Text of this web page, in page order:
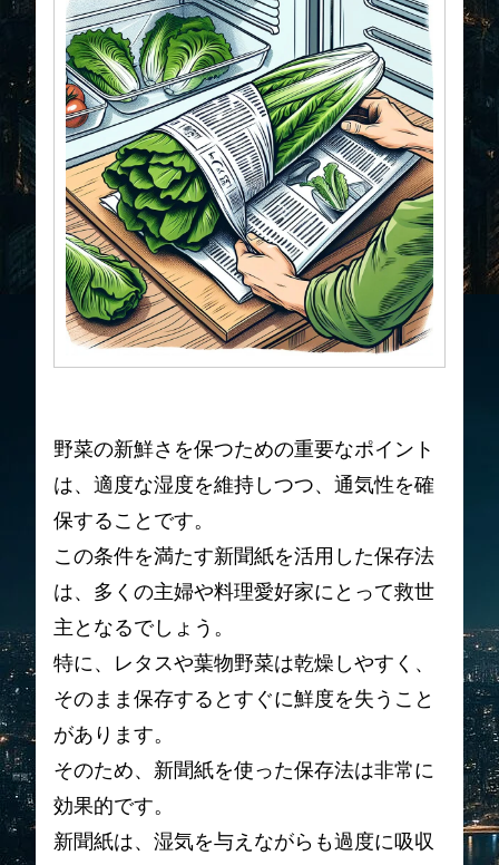
野菜の新鮮さを保つための重要なポイント
は、適度な湿度を維持しつつ、通気性を確
保することです。
この条件を満たす新聞紙を活用した保存法
は、多くの主婦や料理愛好家にとって救世
主となるでしょう。
特に、レタスや葉物野菜は乾燥しやすく、
そのまま保存するとすぐに鮮度を失うこと
があります。
そのため、新聞紙を使った保存法は非常に
効果的です。
新聞紙は、湿気を与えながらも過度に吸収